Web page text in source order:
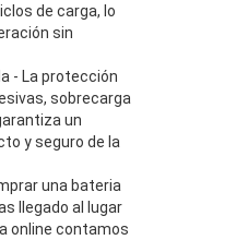
de carga, lo
sin
- La protección
sobrecarga
un
y seguro de la
una bateria
llegado al lugar
online contamos